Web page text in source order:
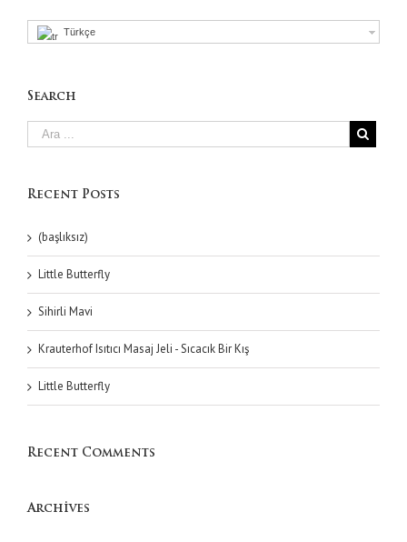
Türkçe
Search
Recent Posts
(başlıksız)
Little Butterfly
Sihirli Mavi
Krauterhof Isıtıcı Masaj Jeli - Sıcacık Bir Kış
Little Butterfly
Recent Comments
Archives